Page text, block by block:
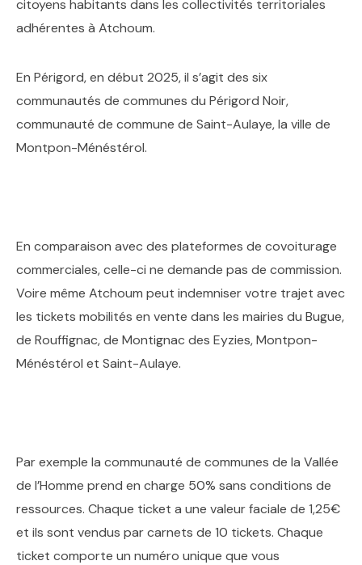
citoyens habitants dans les collectivités territoriales
adhérentes à Atchoum.
En Périgord, en début 2025, il s’agit des six
communautés de communes du Périgord Noir,
communauté de commune de Saint-Aulaye, la ville de
Montpon-Ménéstérol.
En comparaison avec des plateformes de covoiturage
commerciales, celle-ci ne demande pas de commission.
Voire même Atchoum peut indemniser votre trajet avec
les tickets mobilités en vente dans les mairies du Bugue,
de Rouffignac, de Montignac des Eyzies, Montpon-
Ménéstérol et Saint-Aulaye.
Par exemple la communauté de communes de la Vallée
de l’Homme prend en charge 50% sans conditions de
ressources. Chaque ticket a une valeur faciale de 1,25€
et ils sont vendus par carnets de 10 tickets. Chaque
ticket comporte un numéro unique que vous